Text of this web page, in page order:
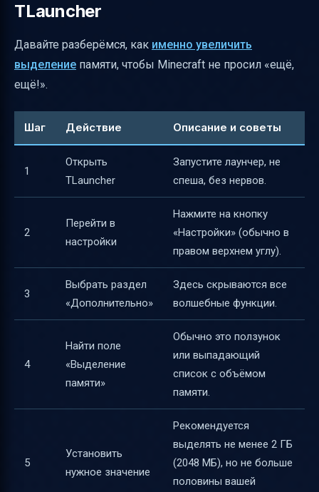
TLauncher
Давайте разберёмся, как именно увеличить
выделение памяти, чтобы Minecraft не просил «ещё,
ещё!».
Шаг Действие Описание и советы
1
Открыть
TLauncher
Запустите лаунчер, не
спеша, без нервов.
2
Перейти в
настройки
Нажмите на кнопку
«Настройки» (обычно в
правом верхнем углу).
3
Выбрать раздел
«Дополнительно»
Здесь скрываются все
волшебные функции.
4
Найти поле
«Выделение
памяти»
Обычно это ползунок
или выпадающий
список с объёмом
памяти.
5
Установить
нужное значение
Рекомендуется
выделять не менее 2 ГБ
(2048 МБ), но не больше
половины вашей